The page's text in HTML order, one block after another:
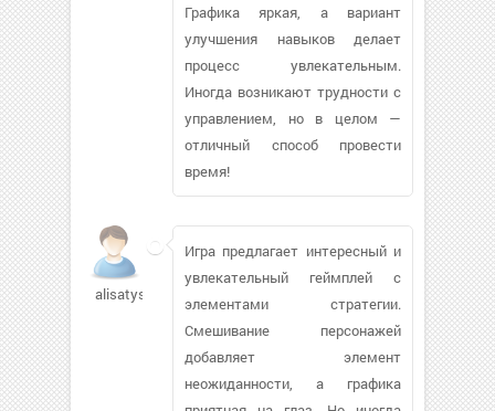
Графика яркая, а вариант
улучшения навыков делает
процесс увлекательным.
Иногда возникают трудности с
управлением, но в целом —
отличный способ провести
время!
alisatyska884
Игра предлагает интересный и
увлекательный геймплей с
элементами стратегии.
Смешивание персонажей
добавляет элемент
неожиданности, а графика